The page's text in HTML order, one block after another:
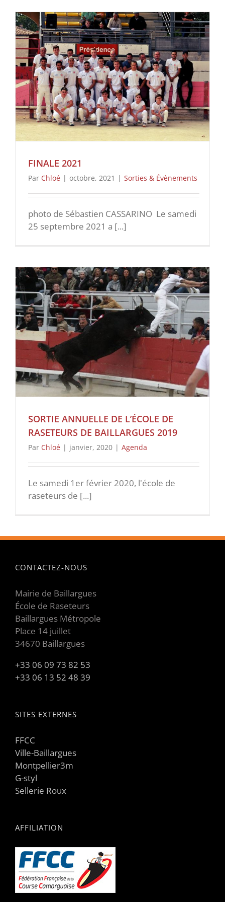
FINALE 2021
Par Chloé | octobre, 2021 | Sorties & Évènements
photo de Sébastien CASSARINO Le samedi
25 septembre 2021 a [...]
SORTIE ANNUELLE DE L’ÉCOLE DE
RASETEURS DE BAILLARGUES 2019
Par Chloé | janvier, 2020 | Agenda
Le samedi 1er février 2020, l'école de
raseteurs de [...]
CONTACTEZ-NOUS
Mairie de Baillargues
École de Raseteurs
Baillargues Métropole
Place 14 juillet
34670 Baillargues
+33 06 09 73 82 53
+33 06 13 52 48 39
SITES EXTERNES
FFCC
Ville-Baillargues
Montpellier3m
G-styl
Sellerie Roux
AFFILIATION